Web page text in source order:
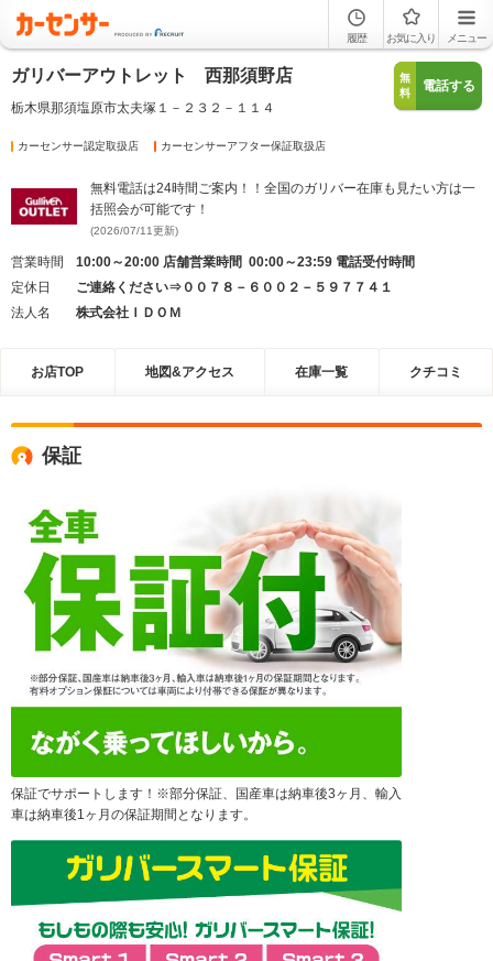
履歴 お気に入り メニュー
ガリバーアウトレット 西那須野店
栃木県那須塩原市太夫塚１－２３２－１１４
無
料
電話する
カーセンサー認定取扱店 カーセンサーアフター保証取扱店
無料電話は24時間ご案内！！全国のガリバー在庫も見たい方は一
括照会が可能です！
(2026/07/11更新)
営業時間
10:00～20:00 店舗営業時間 00:00～23:59 電話受付時間
定休日
ご連絡ください⇒００７８－６００２－５９７７４１
法人名
株式会社ＩＤＯＭ
お店TOP 地図&アクセス 在庫一覧 クチコミ
保証
保証でサポートします！※部分保証、国産車は納車後3ヶ月、輸入
車は納車後1ヶ月の保証期間となります。